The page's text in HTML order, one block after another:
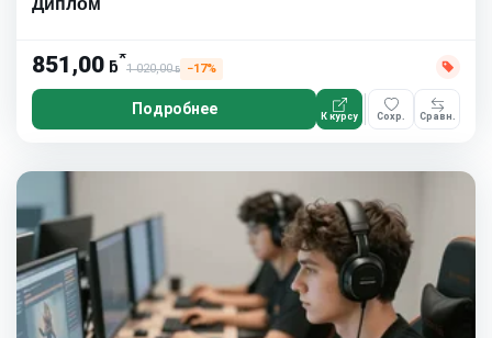
Диплом
851,00 ƃ*
1 020,00ƃ −17%
Подробнее К курсу Сохр. Сравн.